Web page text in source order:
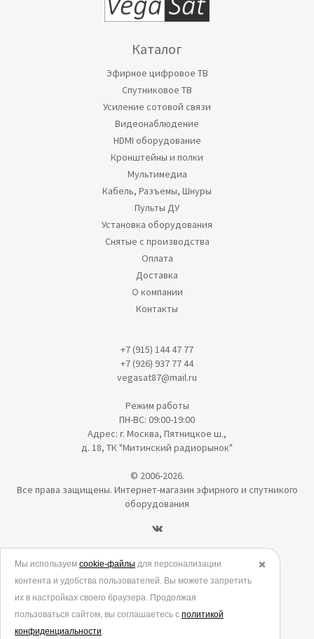
Каталог
Эфирное цифровое ТВ
Спутниковое ТВ
Усиление сотовой связи
Видеонаблюдение
HDMI оборудование
Кронштейны и полки
Мультимедиа
Кабель, Разъемы, Шнуры
Пульты ДУ
Установка оборудования
Снятые с производства
Оплата
Доставка
О компании
Контакты
+7 (915) 144 47 77
+7 (926) 937 77 44
vegasat87@mail.ru
Режим работы
ПН-ВС: 09:00-19:00
Адрес: г. Москва, Пятницкое ш.,
д. 18, ТК "Митинский радиорынок"
© 2006-2026.
Все права защищены. Интернет-магазин эфирного и спутникого
оборудования
Политика в отношении обработки персональных данных
Согласие на обработку персональных данных
Согласие на обработку данных метрическими программами
Политика использования cookies
✖️
Мы используем cookie-файлы для персонализации
контента и удобства пользователей. Вы можете запретить
их в настройках своего браузера. Продолжая
пользоваться сайтом, вы соглашаетесь с политикой
конфиденциальности.